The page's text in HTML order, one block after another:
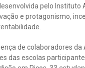
pelo
e protagonismo,
de colaboradores
das escolas